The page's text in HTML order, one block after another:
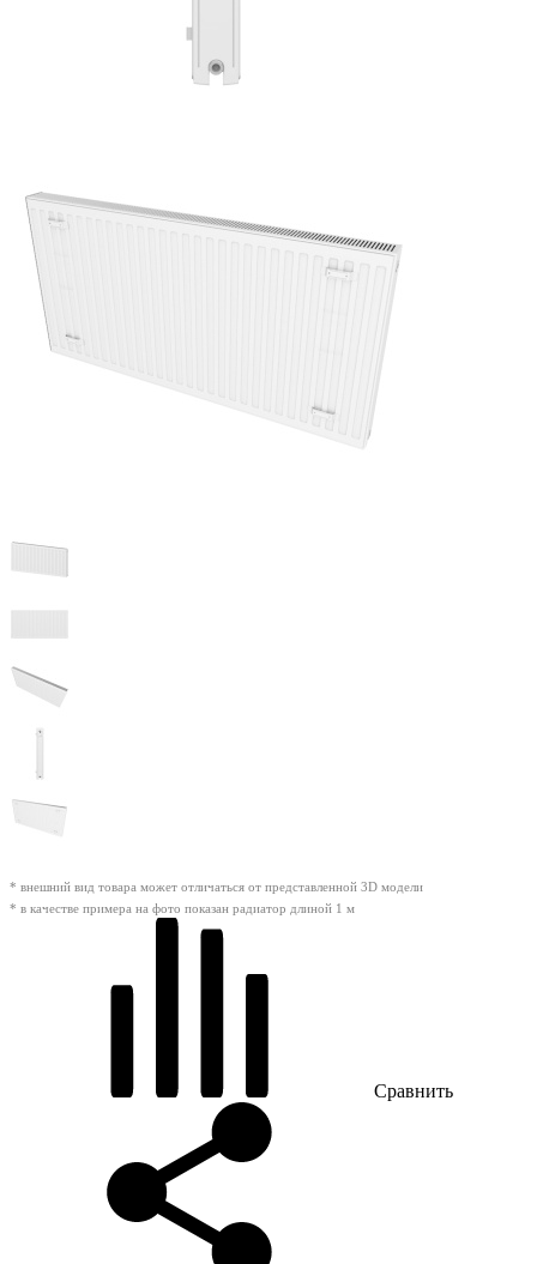
* внешний вид товара может отличаться от представленной 3D модели
* в качестве примера на фото показан радиатор длиной 1 м
Сравнить